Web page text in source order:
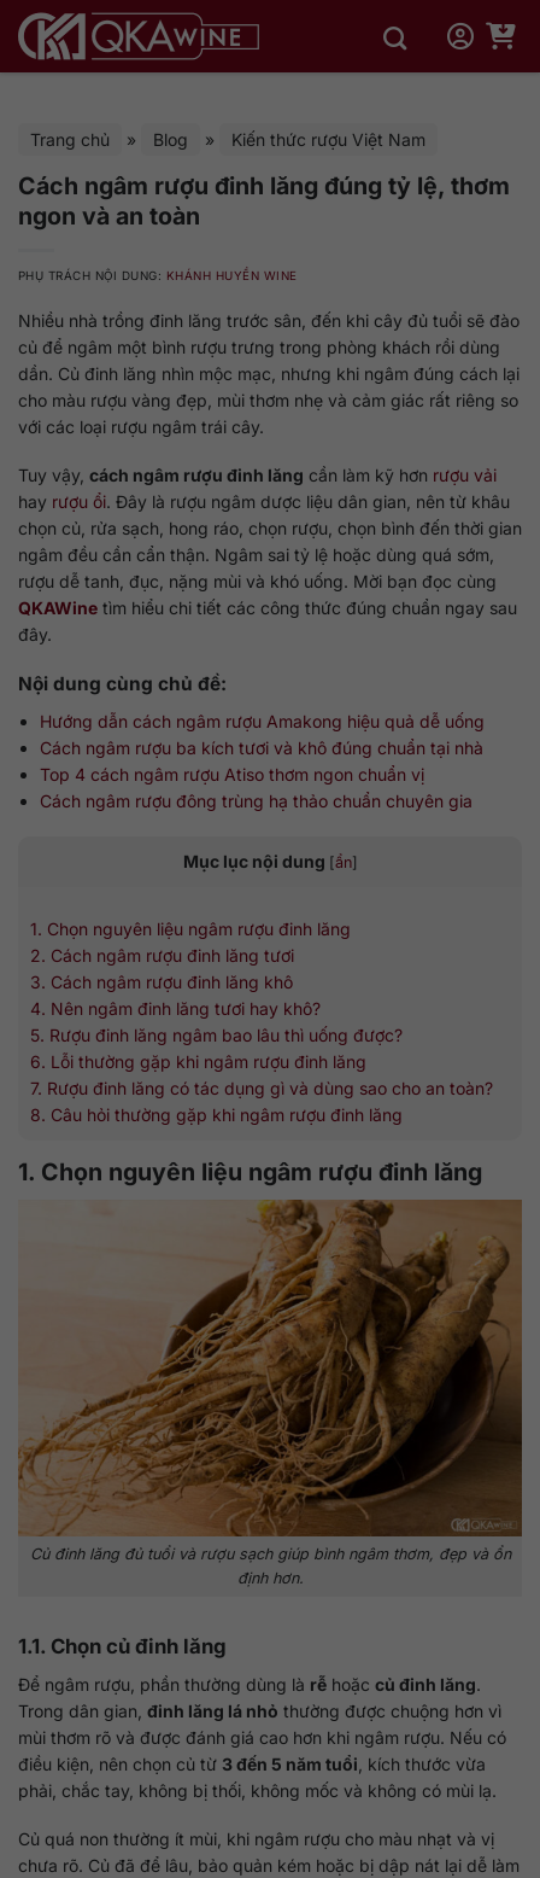
qua
Trang chủ » Blog » Kiến thức rượu Việt Nam
Cách ngâm rượu đinh lăng đúng tỷ lệ, thơm
ngon và an toàn
PHỤ TRÁCH NỘI DUNG: KHÁNH HUYỀN WINE
Nhiều nhà trồng đinh lăng trước sân, đến khi cây đủ tuổi sẽ đào
củ để ngâm một bình rượu trưng trong phòng khách rồi dùng
dần. Củ đinh lăng nhìn mộc mạc, nhưng khi ngâm đúng cách lại
cho màu rượu vàng đẹp, mùi thơm nhẹ và cảm giác rất riêng so
với các loại rượu ngâm trái cây.
Tuy vậy, cách ngâm rượu đinh lăng cần làm kỹ hơn rượu vải
hay rượu ổi. Đây là rượu ngâm dược liệu dân gian, nên từ khâu
chọn củ, rửa sạch, hong ráo, chọn rượu, chọn bình đến thời gian
ngâm đều cần cẩn thận. Ngâm sai tỷ lệ hoặc dùng quá sớm,
rượu dễ tanh, đục, nặng mùi và khó uống. Mời bạn đọc cùng
QKAWine tìm hiểu chi tiết các công thức đúng chuẩn ngay sau
đây.
Nội dung cùng chủ đề:
Hướng dẫn cách ngâm rượu Amakong hiệu quả dễ uống
Cách ngâm rượu ba kích tươi và khô đúng chuẩn tại nhà
Top 4 cách ngâm rượu Atiso thơm ngon chuẩn vị
Cách ngâm rượu đông trùng hạ thảo chuẩn chuyên gia
Mục lục nội dung [ẩn]
1. Chọn nguyên liệu ngâm rượu đinh lăng
2. Cách ngâm rượu đinh lăng tươi
3. Cách ngâm rượu đinh lăng khô
4. Nên ngâm đinh lăng tươi hay khô?
5. Rượu đinh lăng ngâm bao lâu thì uống được?
6. Lỗi thường gặp khi ngâm rượu đinh lăng
7. Rượu đinh lăng có tác dụng gì và dùng sao cho an toàn?
8. Câu hỏi thường gặp khi ngâm rượu đinh lăng
1. Chọn nguyên liệu ngâm rượu đinh lăng
Củ đinh lăng đủ tuổi và rượu sạch giúp bình ngâm thơm, đẹp và ổn
định hơn.
1.1. Chọn củ đinh lăng
Để ngâm rượu, phần thường dùng là rễ hoặc củ đinh lăng.
Trong dân gian, đinh lăng lá nhỏ thường được chuộng hơn vì
mùi thơm rõ và được đánh giá cao hơn khi ngâm rượu. Nếu có
điều kiện, nên chọn củ từ 3 đến 5 năm tuổi , kích thước vừa
phải, chắc tay, không bị thối, không mốc và không có mùi lạ.
Củ quá non thường ít mùi, khi ngâm rượu cho màu nhạt và vị
chưa rõ. Củ đã để lâu, bảo quản kém hoặc bị dập nát lại dễ làm